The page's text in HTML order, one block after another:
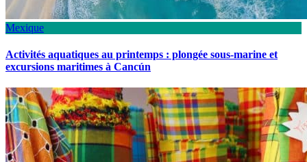
Mexique
Activités aquatiques au printemps : plongée sous-marine et
excursions maritimes à Cancún